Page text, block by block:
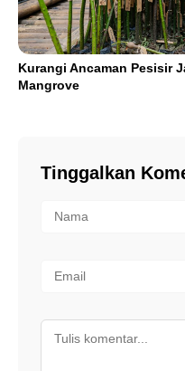
Kurangi Ancaman Pesisir
Mangrove
Tinggalkan